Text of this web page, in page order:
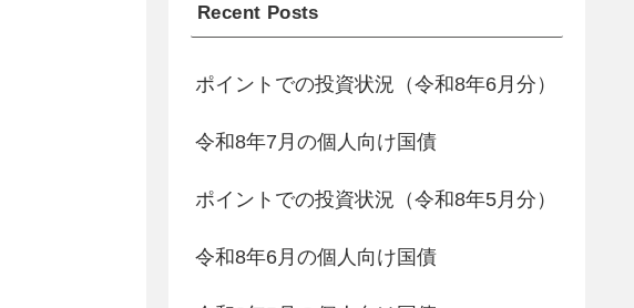
Recent Posts
ポイントでの投資状況（令和8年6月分）
令和8年7月の個人向け国債
ポイントでの投資状況（令和8年5月分）
令和8年6月の個人向け国債